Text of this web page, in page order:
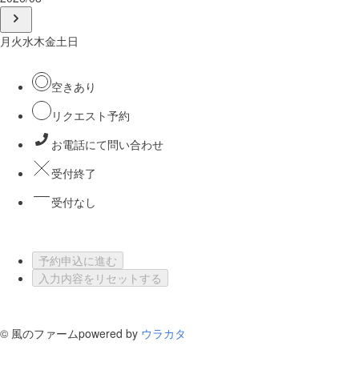
月 火水木金土日
空きあり
リクエスト予約
お電話にて問い合わせ
受付終了
受付なし
予約申込に進む
入力内容をリセットする
© 風のファームpowered by ウラカタ